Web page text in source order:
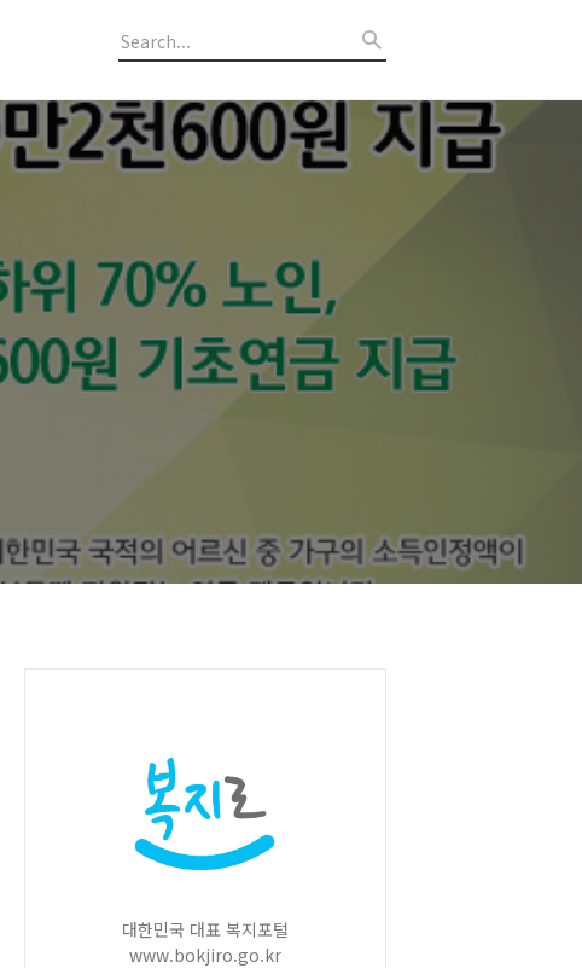
대한민국 대표 복지포털
www.bokjiro.go.kr